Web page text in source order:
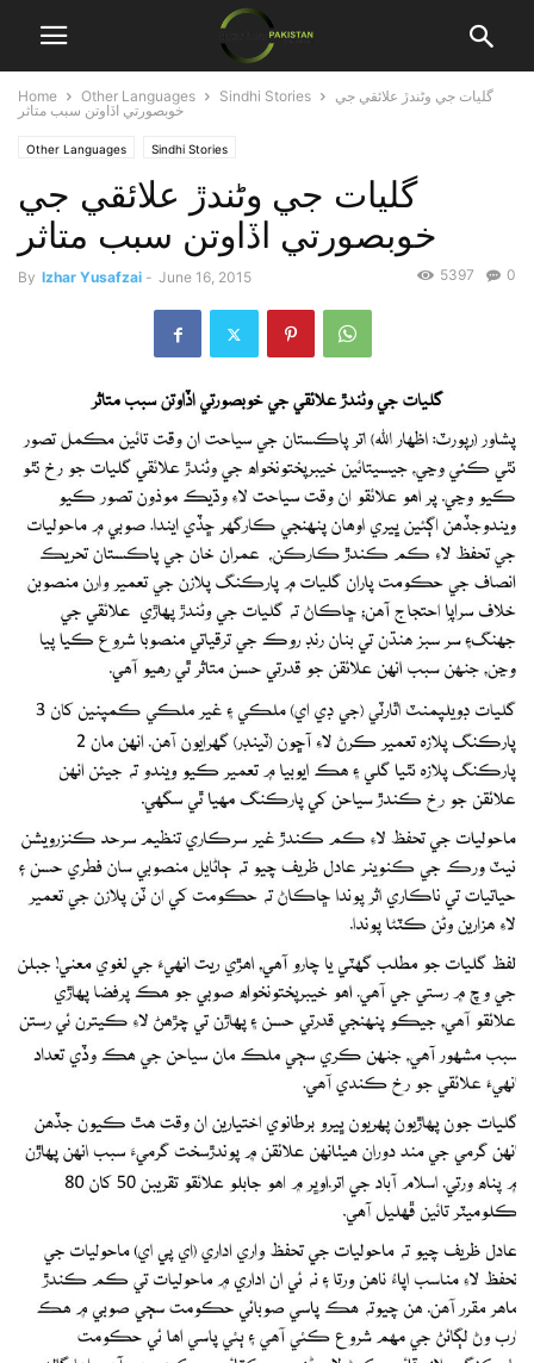
Home Other Languages Sindhi Stories
گليات جي وڻندڙ علائقي جي
خوبصورتي اڏاوتن سبب متاثر
Other Languages Sindhi Stories
گليات جي وڻندڙ علائقي جي
خوبصورتي اڏاوتن سبب متاثر
By Izhar Yusafzai - June 16, 2015 0
5397